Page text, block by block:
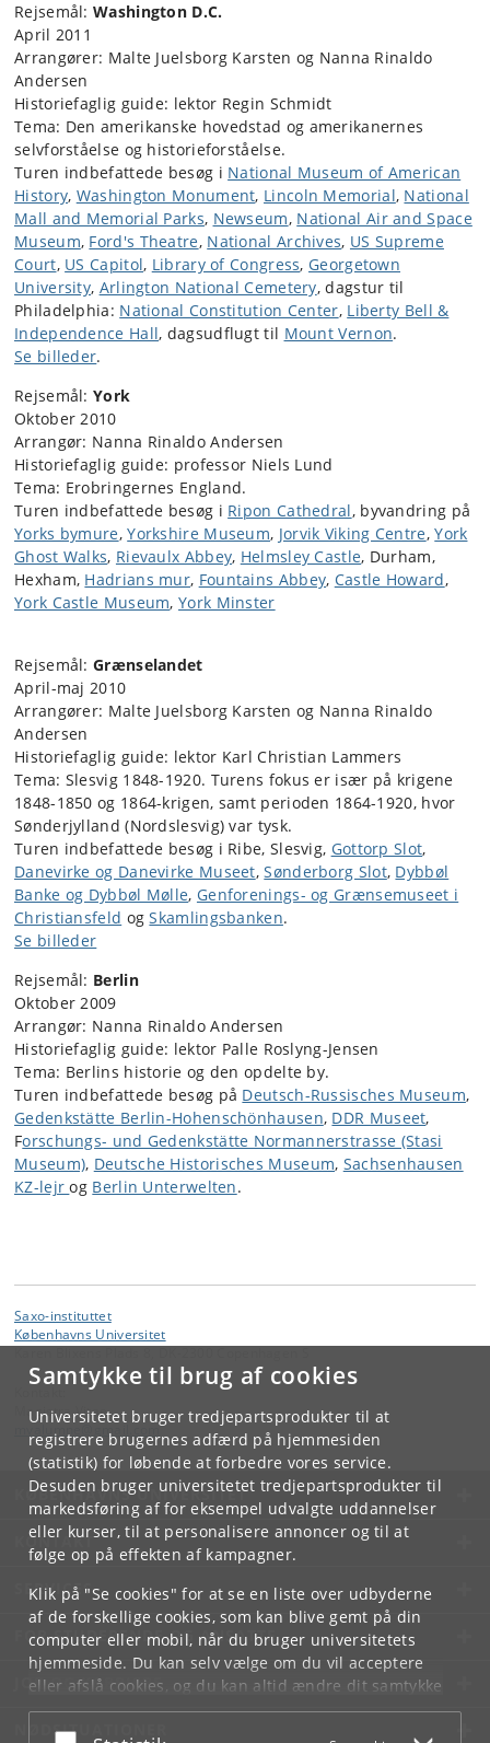
Samtykke til brug af cookies
Universitetet bruger tredjepartsprodukter til at
registrere brugernes adfærd på hjemmesiden
(statistik) for løbende at forbedre vores service.
Desuden bruger universitetet tredjepartsprodukter til
markedsføring af for eksempel udvalgte uddannelser
eller kurser, til at personalisere annoncer og til at
følge op på effekten af kampagner.
Klik på "Se cookies" for at se en liste over udbyderne
af de forskellige cookies, som kan blive gemt på din
computer eller mobil, når du bruger universitetets
hjemmeside. Du kan selv vælge om du vil acceptere
eller afslå cookies, og du kan altid ændre dit samtykke
underCookie- og privatlivspolitiksom du finder i
bunden af hver side.
Rejsemål: Washington D.C.
April 2011
Arrangører: Malte Juelsborg Karsten og Nanna Rinaldo
Andersen
Historiefaglig guide: lektor Regin Schmidt
Tema: Den amerikanske hovedstad og amerikanernes
selvforståelse og historieforståelse.
Turen indbefattede besøg i National Museum of American
History, Washington Monument, Lincoln Memorial, National
Mall and Memorial Parks, Newseum, National Air and Space
Museum, Ford's Theatre, National Archives, US Supreme
Court, US Capitol, Library of Congress,Georgetown
University, Arlington National Cemetery, dagstur til
Philadelphia: National Constitution Center, Liberty Bell &
Independence Hall, dagsudflugt til Mount Vernon.
Se billeder.
Rejsemål: York
Oktober 2010
Arrangør: Nanna Rinaldo Andersen
Historiefaglig guide: professor Niels Lund
Tema: Erobringernes England.
Turen indbefattede besøg i Ripon Cathedral, byvandring på
Yorks bymure,Yorkshire Museum, Jorvik Viking Centre,York
Ghost Walks, Rievaulx Abbey, Helmsley Castle, Durham,
Hexham, Hadrians mur, Fountains Abbey, Castle Howard,
York Castle Museum,York Minster
Rejsemål: Grænselandet
April-maj 2010
Arrangører: Malte Juelsborg Karsten og Nanna Rinaldo
Andersen
Historiefaglig guide: lektor Karl Christian Lammers
Tema: Slesvig 1848-1920. Turens fokus er især på krigene
1848-1850 og 1864-krigen, samt perioden 1864-1920, hvor
Sønderjylland (Nordslesvig) var tysk.
Turen indbefattede besøg i Ribe, Slesvig, Gottorp Slot,
Danevirke og Danevirke Museet,Sønderborg Slot, Dybbøl
Banke og Dybbøl Mølle, Genforenings- og Grænsemuseet i
Christiansfeld ogSkamlingsbanken.
Se billeder
Rejsemål: Berlin
Oktober 2009
Arrangør: Nanna Rinaldo Andersen
Historiefaglig guide: lektor Palle Roslyng-Jensen
Tema: Berlins historie og den opdelte by.
Turen indbefattede besøg på Deutsch-Russisches Museum,
Gedenkstätte Berlin-Hohenschönhausen, DDR Museet,
Forschungs- und Gedenkstätte Normannerstrasse (Stasi
Museum), Deutsche Historisches Museum, Sachsenhausen
KZ-lejrog Berlin Unterwelten.
Saxo-instituttet
Københavns Universitet
Magistra Vitae
com
KØBENHAVNS UNIVERSITET
KONTAKT
SERVICES
FOR STUDERENDE OG ANSATTE
JOB OG KARRIERE
NØDSITUATIONER